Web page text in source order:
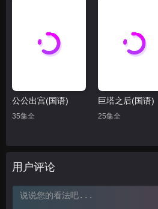
公公出宫(国语)
35集全
巨塔之后(国语)
25集全
用户评论